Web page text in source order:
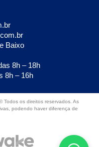
Baixo
8h – 18h
8h – 16h
Todos os direitos reservados. As
podendo haver diferença de